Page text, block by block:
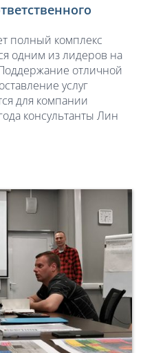
полный комплекс
одним из лидеров на
отличной
услуг
для компании
консультанты Лин